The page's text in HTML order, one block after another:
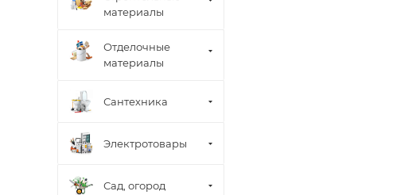
материалы
Отделочные
материалы
Сантехника
Электротовары
Сад, огород